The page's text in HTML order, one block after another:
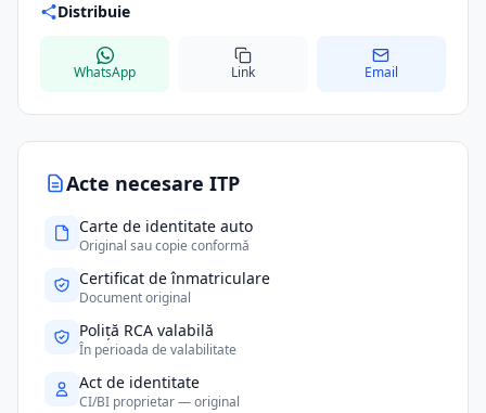
Acte necesare ITP
Carte de identitate auto
Original sau copie conformă
Certificat de înmatriculare
Document original
Poliță RCA valabilă
În perioada de valabilitate
Act de identitate
CI/BI proprietar — original
Distribuie
WhatsApp Link Email